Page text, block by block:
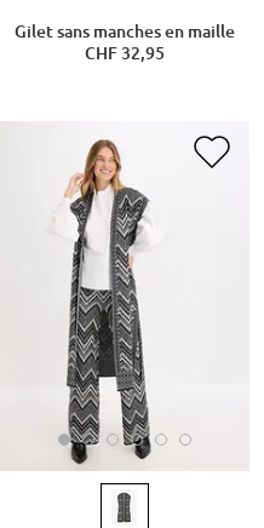
Gilet sans manches en maille
CHF 32,95